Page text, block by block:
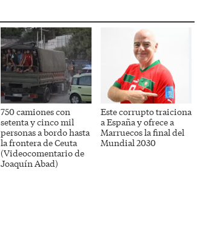
750 camiones con
setenta y cinco mil
personas a bordo hasta
la frontera de Ceuta
(Videocomentario de
Joaquín Abad)
Este corrupto traiciona
a España y ofrece a
Marruecos la final del
Mundial 2030